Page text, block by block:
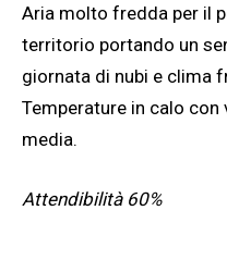
Aria molto fredda per il
territorio portando un
giornata di nubi e clima
Temperature in calo
media.
Attendibilità 60%